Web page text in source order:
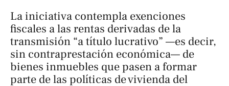
La iniciativa contempla exenciones
fiscales a las rentas derivadas de la
transmisión “a título lucrativo” —es decir,
sin contraprestación económica— de
bienes inmuebles que pasen a formar
parte de las políticas de vivienda del